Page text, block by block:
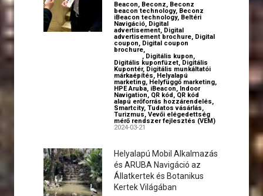
Beacon, Beconz, Beconz
beacon technology, Beconz
iBeacon technology, Beltéri
Navigáció, Digital
advertisement, Digital
advertisement brochure, Digital
coupon, Digital coupon
brochure,
, Digitális kupon,
Digitális kuponfüzet, Digitális
Kupontér, Digitális munkáltatói
márkaépítés, Helyalapú
marketing, Helyfüggő marketing,
HPE Aruba, iBeacon, Indoor
Navigation, QR kód, QR kód
alapú erőforrás hozzárendelés,
Smartcity, Tudatos vásárlás,
Turizmus, Vevői elégedettség
mérő rendszer fejlesztés (VEM)
2024-03-21
Helyalapú Mobil Alkalmazás
és ARUBA Navigáció az
Állatkertek és Botanikus
Kertek Világában